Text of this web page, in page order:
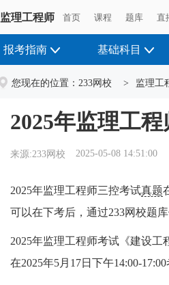
监理工程师 首页 课程 题库 直
报考指南 基础科目
您现在的位置： 233网校 > 监理工
2025年监理工
来源:233网校 2025-05-08 14:51:00
2025年监理工程师三控考试真题
可以在下考后，通过233网校题
2025年监理工程师考试《建设工
在2025年5月17日下午14:00-17:00